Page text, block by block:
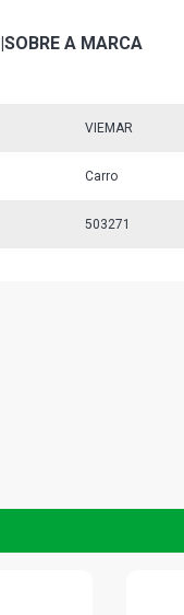
|SOBRE A MARCA
VIEMAR
Carro
503271